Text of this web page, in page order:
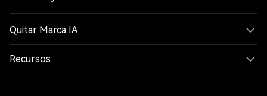
Quitar Marca IA
Recursos